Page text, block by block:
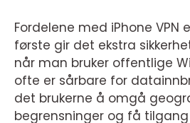
Fordelene med iPhone VPN
første gir det ekstra
når man bruker offentlige
ofte er sårbare for
det brukerne å omgå
begrensninger og få